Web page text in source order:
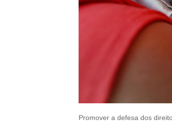
Promover a defesa dos